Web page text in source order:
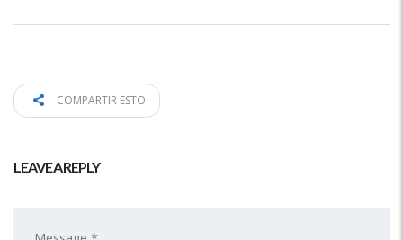
COMPARTIR ESTO
LEAVE A REPLY